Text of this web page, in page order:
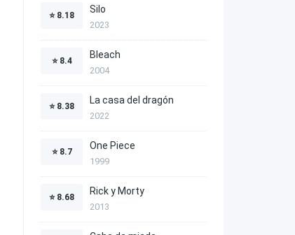
⭐ 8.18
Silo
2023
⭐ 8.4
Bleach
2004
⭐ 8.38
La casa del dragón
2022
⭐ 8.7
One Piece
1999
⭐ 8.68
Rick y Morty
2013